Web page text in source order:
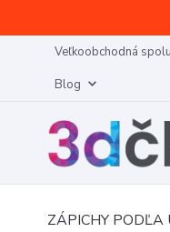
Veľkoobchodná
Blog
ZÁPICHY PODĽA